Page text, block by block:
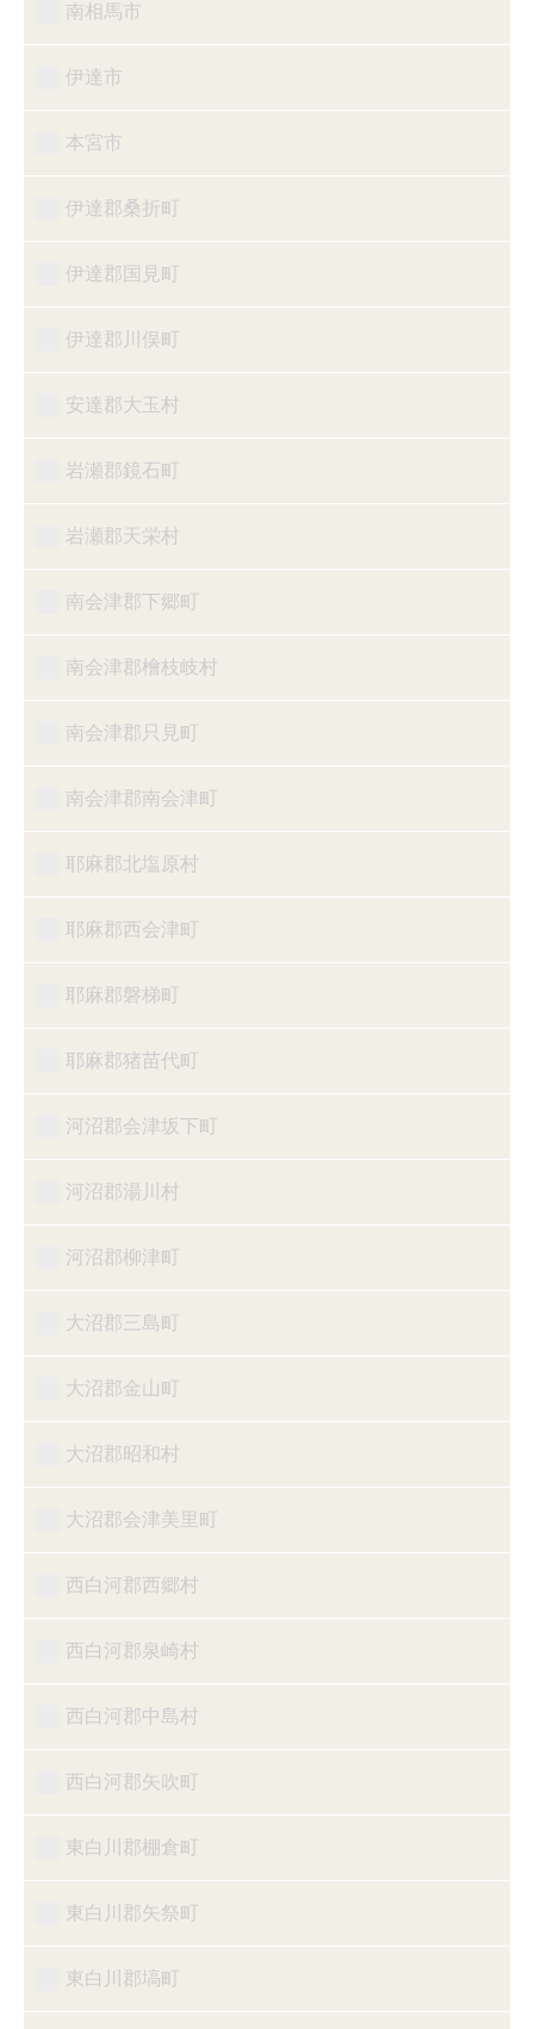
南相馬市
伊達市
本宮市
伊達郡桑折町
伊達郡国見町
伊達郡川俣町
安達郡大玉村
岩瀬郡鏡石町
岩瀬郡天栄村
南会津郡下郷町
南会津郡檜枝岐村
南会津郡只見町
南会津郡南会津町
耶麻郡北塩原村
耶麻郡西会津町
耶麻郡磐梯町
耶麻郡猪苗代町
河沼郡会津坂下町
河沼郡湯川村
河沼郡柳津町
大沼郡三島町
大沼郡金山町
大沼郡昭和村
大沼郡会津美里町
西白河郡西郷村
西白河郡泉崎村
西白河郡中島村
西白河郡矢吹町
東白川郡棚倉町
東白川郡矢祭町
東白川郡塙町